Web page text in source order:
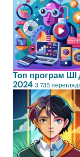
Топ програм ШІ
2024 3 735